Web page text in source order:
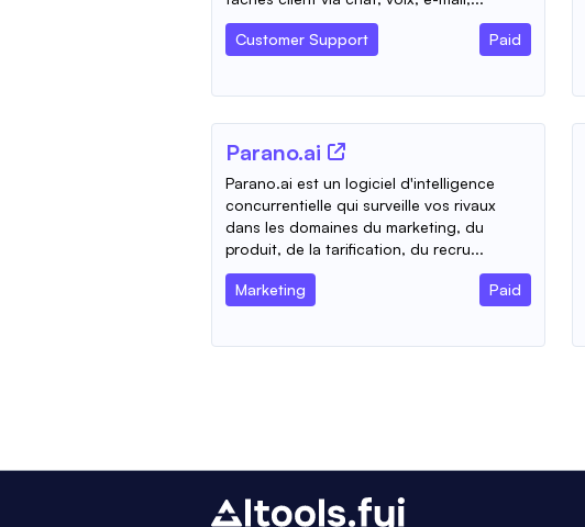
Customer Support Paid
Parano.ai
Parano.ai est un logiciel d'intelligence
concurrentielle qui surveille vos rivaux
dans les domaines du marketing, du
produit, de la tarification, du recru...
Marketing Paid